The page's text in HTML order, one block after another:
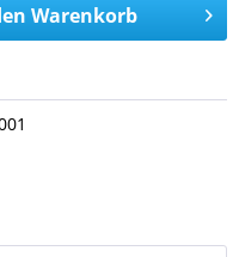
Warenkorb